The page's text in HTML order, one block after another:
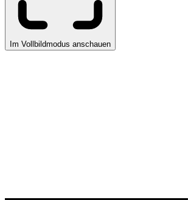
Im Vollbildmodus anschauen